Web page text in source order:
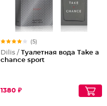
(5)
Dilis / Туалетная вода Take a
chance sport
1380 ₽